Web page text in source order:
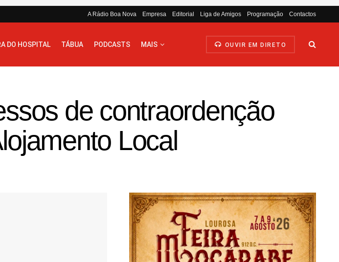
A Rádio Boa Nova Empresa Editorial Liga de Amigos Programação Contactos
DO HOSPITAL TÁBUA PODCASTS MAIS OUVIR EM DIRETO
de contraordenção
Local